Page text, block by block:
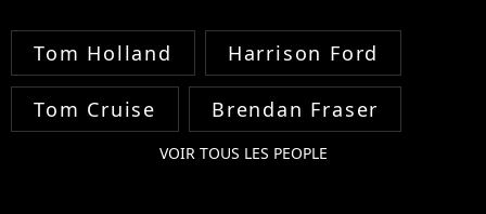
Tom Holland Harrison Ford
Tom Cruise Brendan Fraser
VOIR TOUS LES PEOPLE